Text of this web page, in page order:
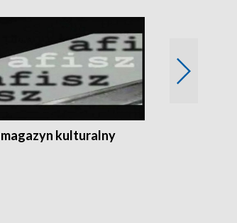
kulturalny